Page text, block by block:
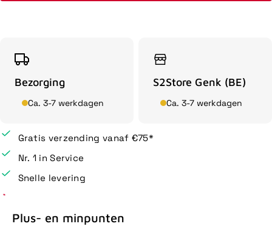
Bezorging
Ca. 3-7 werkdagen
S2Store Genk (BE)
Ca. 3-7 werkdagen
Gratis verzending vanaf €75*
Nr. 1 in Service
Snelle levering
Plus- en minpunten